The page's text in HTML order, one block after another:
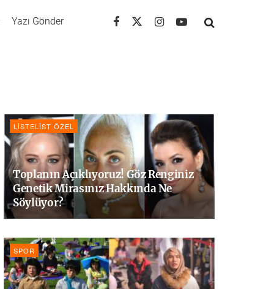
Yazı Gönder
LISTELIST ÖZEL
Toplanın Açıklıyoruz! Göz Renginiz
Genetik Mirasınız Hakkında Ne
Söylüyor?
SPOR